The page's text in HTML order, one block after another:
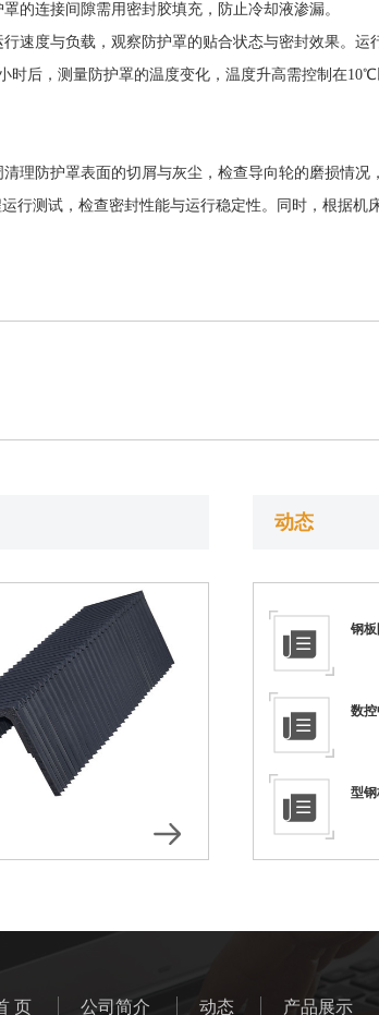
的连接间隙需用密封胶填充，防止冷却液渗漏。
速度与负载，观察防护罩的贴合状态与密封效果。
后，测量防护罩的温度变化，温度升高需控制在
理防护罩表面的切屑与灰尘，检查导向轮的磨损情
行测试，检查密封性能与运行稳定性。同时，根据
动态
钢
数
型
页 公司简介 动态 产品展示